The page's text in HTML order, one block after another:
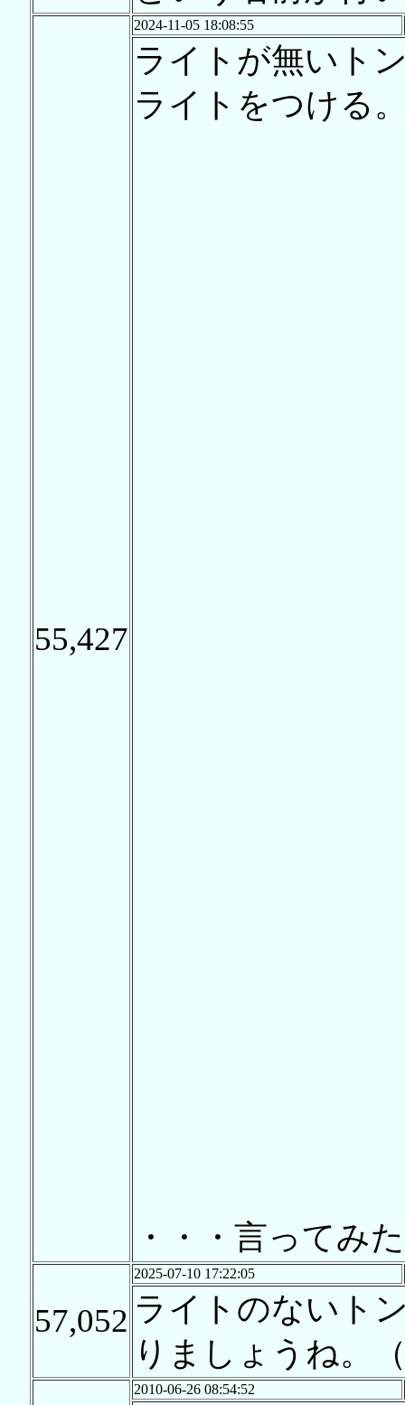
55,427
2024-11-05 18:08:55
ライトが無いト
ライトをつける
・・・言ってみ
57,052
2025-07-10 17:22:05
ライトのないト
りましょうね。
2010-06-26 08:54:52